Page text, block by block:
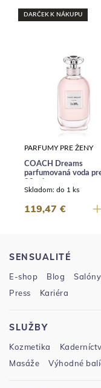
DARČEK K NÁKUPU
PARFUMY PRE ŽENY
COACH Dreams
parfumovaná voda
Skladom: do 1 ks
119,47 €
SENSUALITÉ
E-shop Blog Salóny
Press
Kariéra
SLUŽBY
Kozmetika
Masáže
Výhodné